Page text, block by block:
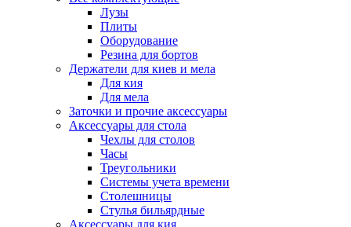
Лузы
Плиты
Оборудование
Резина для бортов
Держатели для киев и мела
Для кия
Для мела
Заточки и прочие аксессуары
Аксессуары для стола
Чехлы для столов
Часы
Треугольники
Системы учета времени
Столешницы
Стулья бильярдные